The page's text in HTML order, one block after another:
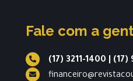
Fale com a
(17) 3211-1400
(17)